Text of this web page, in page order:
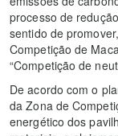
processo de
sentido de
Competição de
“Competição de
De acordo com o
da Zona de
energético dos